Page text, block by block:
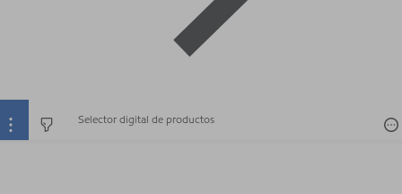
Selector digital de productos